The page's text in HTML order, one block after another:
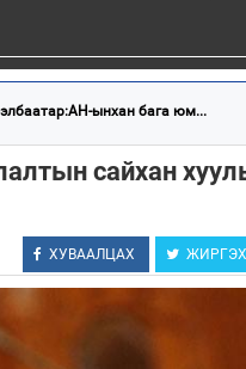
ынхан бага юм...
сайхан
ХУВААЛЦАХ ЖИРГЭХ